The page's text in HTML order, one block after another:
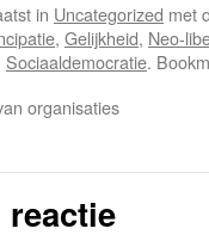
in Uncategorized met
, Gelijkheid, Neo-
Sociaaldemocratie.
organisaties
reactie